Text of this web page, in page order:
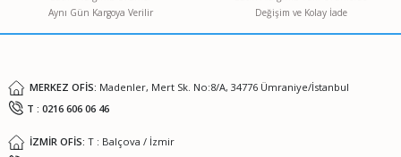
Ürün fiyatı diğer sitelerden daha pahalı.
Aynı Gün Kargoya Verilir
Değişim ve Kolay İade
MERKEZ OFİS: Madenler, Mert Sk. No:8/A, 34776 Ümraniye/İstanbul
T : 0216 606 06 46
İZMİR OFİS: T : Balçova / İzmir